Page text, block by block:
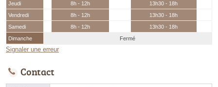
Jeudi
8h - 12h
13h30 - 18h
Vendredi
8h - 12h
13h30 - 18h
Samedi
8h - 12h
13h30 - 18h
Dimanche
Fermé
Signaler une erreur
Contact